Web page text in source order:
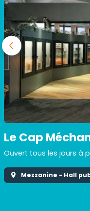
Le Cap
Description
Ouvert tous les jours à
Mezzanine - Hall